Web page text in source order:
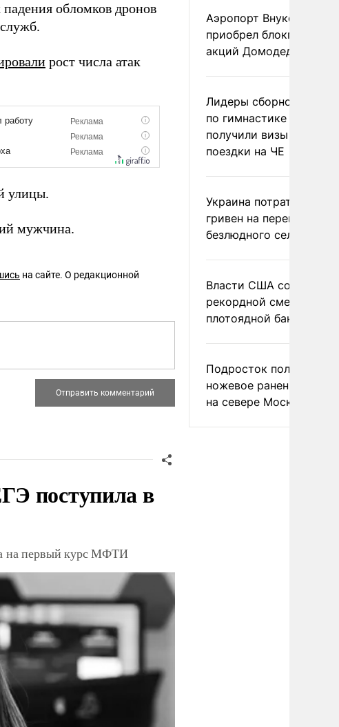
обломков дронов
рост числа атак
улицы.
мужчина.
на сайте. О редакционной
поступила в
на первый курс МФТИ
Аэропорт Внуково
приобрел блокпакет
акций Домодедово
Лидеры сборной
по гимнастике не
получили визы для
поездки на ЧЕ
Украина потратила 1
гривен на
безлюдного села
Власти США сообщили
рекордной смертности
плотоядной бактерии
Подросток получил
ножевое ранение в
на севере Москвы